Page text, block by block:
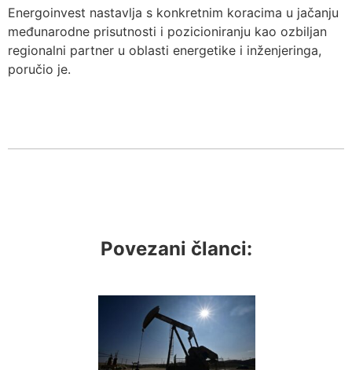
Energoinvest nastavlja s konkretnim koracima u jačanju
međunarodne prisutnosti i pozicioniranju kao ozbiljan
regionalni partner u oblasti energetike i inženjeringa,
poručio je.
Povezani članci: